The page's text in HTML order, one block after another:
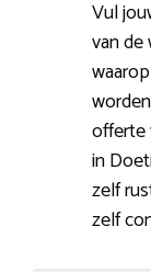
Vul
van
offerte
in
zelf
zelf